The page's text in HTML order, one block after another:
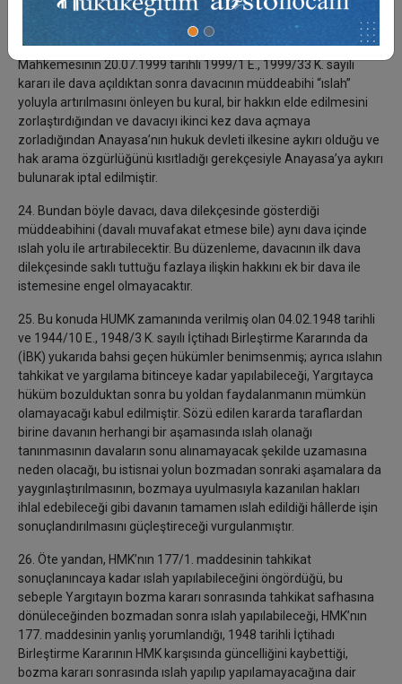
Kanunu'nun (HUMK) 87. maddesinin son cümlesindeki “müddei
ıslah suretiyle müddeabihi tezyit edemez” hükmü Resmî
Gazete’nin 04.11.2000 tarihli nüshasında yayınlanan Anayasa
Mahkemesinin 20.07.1999 tarihli 1999/1 E., 1999/33 K. sayılı
kararı ile dava açıldıktan sonra davacının müddeabihi “ıslah”
yoluyla artırılmasını önleyen bu kural, bir hakkın elde edilmesini
zorlaştırdığından ve davacıyı ikinci kez dava açmaya
zorladığından Anayasa’nın hukuk devleti ilkesine aykırı olduğu ve
hak arama özgürlüğünü kısıtladığı gerekçesiyle Anayasa’ya aykırı
bulunarak iptal edilmiştir.
24. Bundan böyle davacı, dava dilekçesinde gösterdiği
müddeabihini (davalı muvafakat etmese bile) aynı dava içinde
ıslah yolu ile artırabilecektir. Bu düzenleme, davacının ilk dava
dilekçesinde saklı tuttuğu fazlaya ilişkin hakkını ek bir dava ile
istemesine engel olmayacaktır.
25. Bu konuda HUMK zamanında verilmiş olan 04.02.1948 tarihli
ve 1944/10 E., 1948/3 K. sayılı İçtihadı Birleştirme Kararında da
(İBK) yukarıda bahsi geçen hükümler benimsenmiş; ayrıca ıslahın
tahkikat ve yargılama bitinceye kadar yapılabileceği, Yargıtayca
hüküm bozulduktan sonra bu yoldan faydalanmanın mümkün
olamayacağı kabul edilmiştir. Sözü edilen kararda taraflardan
birine davanın herhangi bir aşamasında ıslah olanağı
tanınmasının davaların sonu alınamayacak şekilde uzamasına
neden olacağı, bu istisnai yolun bozmadan sonraki aşamalara da
yaygınlaştırılmasının, bozmaya uyulmasıyla kazanılan hakları
ihlal edebileceği gibi davanın tamamen ıslah edildiği hâllerde işin
sonuçlandırılmasını güçleştireceği vurgulanmıştır.
26. Öte yandan, HMK’nın 177/1. maddesinin tahkikat
sonuçlanıncaya kadar ıslah yapılabileceğini öngördüğü, bu
sebeple Yargıtayın bozma kararı sonrasında tahkikat safhasına
dönüleceğinden bozmadan sonra ıslah yapılabileceği, HMK’nın
177. maddesinin yanlış yorumlandığı, 1948 tarihli İçtihadı
Birleştirme Kararının HMK karşısında güncelliğini kaybettiği,
bozma kararı sonrasında ıslah yapılıp yapılamayacağına dair